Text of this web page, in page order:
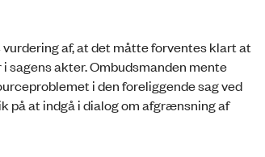
af, at det måtte forventes klart at
sagens akter. Ombudsmanden mente
i den foreliggende sag ved
på at indgå i dialog om afgrænsning af